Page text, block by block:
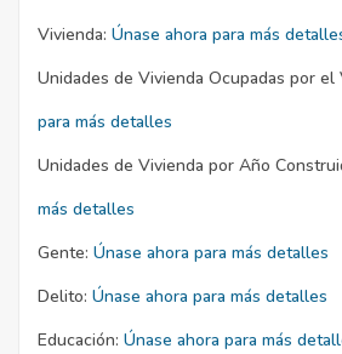
Vivienda: Únase ahora para más
Unidades de Vivienda Ocupadas por el
para más detalles
Unidades de Vivienda por Año
más detalles
Gente: Únase ahora para más detalles
Delito: Únase ahora para más detalles
Educación: Únase ahora para más